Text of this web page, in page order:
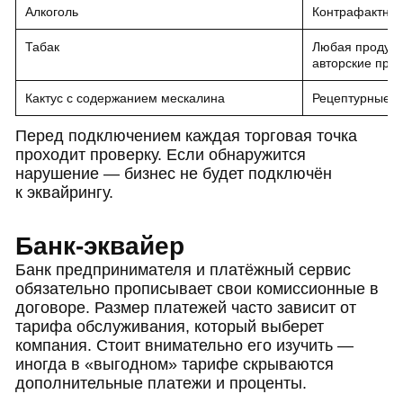
Алкоголь
Табак
Любая
авторские
Кактус с содержанием мескалина Рецептурные
Перед подключением каждая торговая точка
проходит проверку. Если обнаружится
нарушение — бизнес не будет подключён
к эквайрингу.
Банк-эквайер
Банк предпринимателя и платёжный сервис
обязательно прописывает свои комиссионные в
договоре. Размер платежей часто зависит от
тарифа обслуживания, который выберет
компания. Стоит внимательно его изучить —
иногда в «выгодном» тарифе скрываются
дополнительные платежи и проценты.